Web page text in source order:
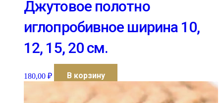
Джутовое полотно
иглопробивное ширина 10,
12, 15, 20 см.
180,00 ₽ В корзину